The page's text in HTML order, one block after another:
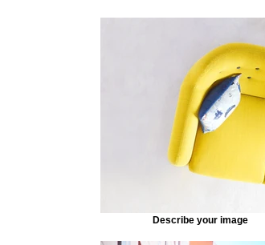
Describe your image